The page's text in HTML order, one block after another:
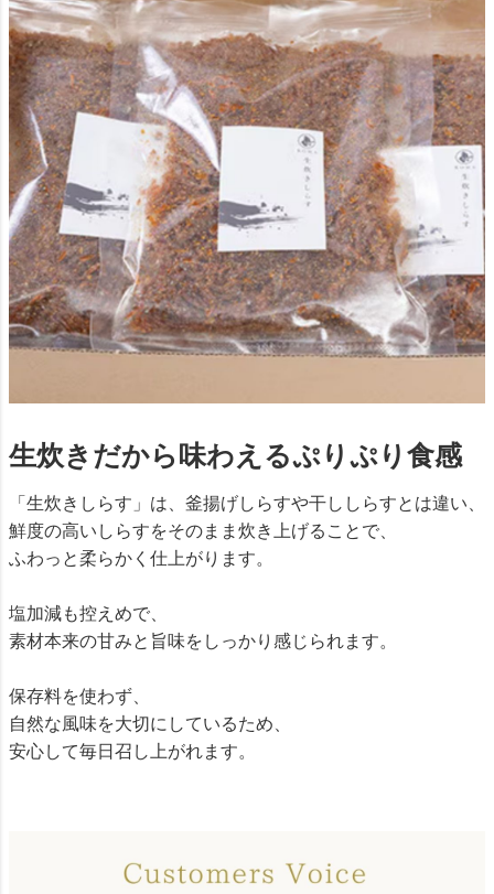
生炊きだから味わえるぷりぷり食感
「生炊きしらす」は、釜揚げしらすや干ししらすとは違い、
鮮度の高いしらすをそのまま炊き上げることで、
ふわっと柔らかく仕上がります。
塩加減も控えめで、
素材本来の甘みと旨味をしっかり感じられます。
保存料を使わず、
自然な風味を大切にしているため、
安心して毎日召し上がれます。